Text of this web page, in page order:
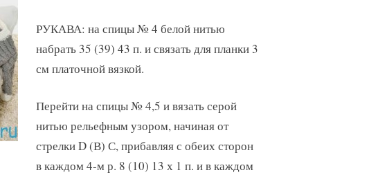
РУКАВА: на спицы № 4 белой нитью
набрать 35 (39) 43 п. и связать для планки 3
см платочной вязкой.
Перейти на спицы № 4,5 и вязать серой
нитью рельефным узором, начиная от
стрелки D (В) С, прибавляя с обеих сторон
в каждом 4-м р. 8 (10) 13 х 1 п. и в каждом